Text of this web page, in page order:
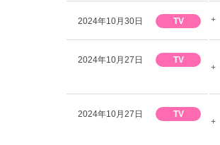
2024年10月30日 TV
2024年10月27日 TV
2024年10月27日 TV